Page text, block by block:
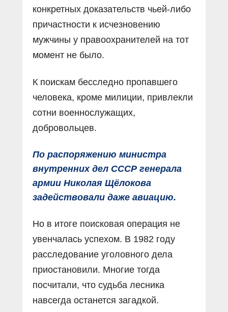
конкретных доказательств чьей-либо
причастности к исчезновению
мужчины у правоохранителей на тот
момент не было.
К поискам бесследно пропавшего
человека, кроме милиции, привлекли
сотни военнослужащих,
добровольцев.
По распоряжению министра
внутренних дел СССР генерала
армии Николая Щёлокова
задействовали даже авиацию.
Но в итоге поисковая операция не
увенчалась успехом. В 1982 году
расследование уголовного дела
приостановили. Многие тогда
посчитали, что судьба лесника
навсегда останется загадкой.